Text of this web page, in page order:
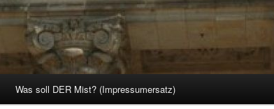
Was soll DER Mist? (Impressumersatz)